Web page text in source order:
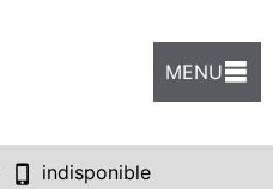
MENU
indisponible